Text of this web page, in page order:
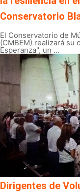
Conservatorio
El Conservatorio de
(CMBEM) realizará su
Esperanza", un ...
Dirigentes de